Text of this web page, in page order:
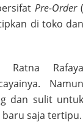
Pre-Order(
di toko dan
Rafaya
Namun
dan sulit untuk
baru saja tertipu.